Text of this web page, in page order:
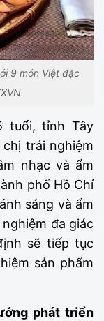
9 món Việt đặc
tuổi, tỉnh Tây
trải nghiệm
nhạc và ẩm
phố Hồ Chí
sáng và ẩm
đa giác
sẽ tiếp tục
sản phẩm
phát triển